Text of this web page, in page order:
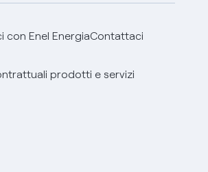
con Enel EnergiaContattaci
prodotti e servizi